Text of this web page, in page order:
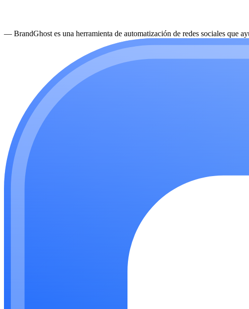
— BrandGhost es una herramienta de automatización de redes sociales que